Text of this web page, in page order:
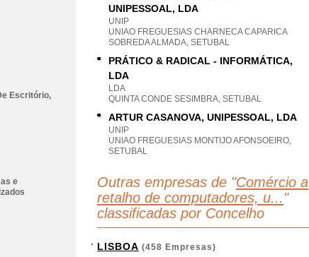
Escritório,
e
UNIPESSOAL, LDA
UNIP
UNIAO FREGUESIAS CHARNECA CAPARICA
SOBREDA ALMADA, SETUBAL
PRÁTICO & RADICAL - INFORMÁTICA,
LDA
LDA
QUINTA CONDE SESIMBRA, SETUBAL
ARTUR CASANOVA, UNIPESSOAL, LDA
UNIP
UNIAO FREGUESIAS MONTIJO AFONSOEIRO,
SETUBAL
Outras empresas de "Comércio a
retalho de computadores, u... "
classificadas por Concelho
LISBOA (458 Empresas)